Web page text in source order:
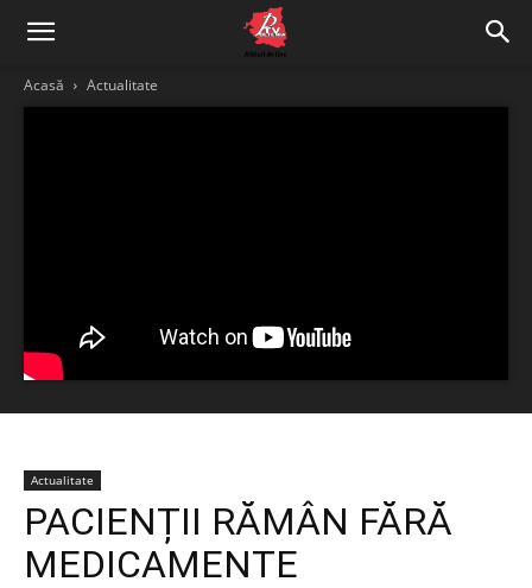
Acasă Actualitate
Actualitate
PACIENȚII RĂMÂN FĂRĂ
MEDICAMENTE